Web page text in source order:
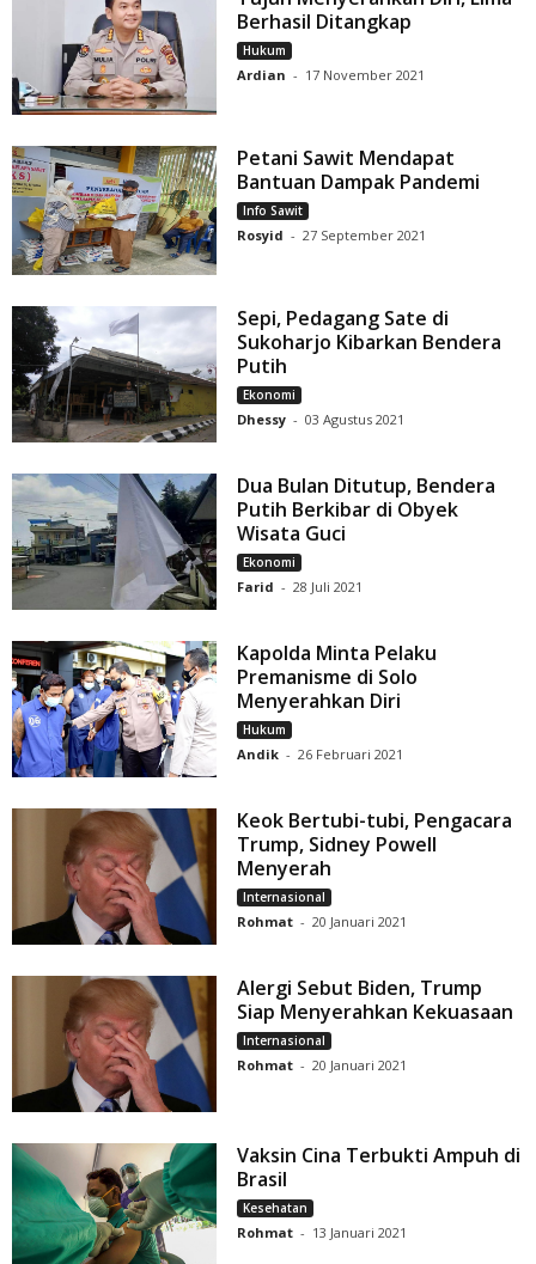
Berhasil Ditangkap
Hukum
Ardian - 17 November 2021
Petani Sawit Mendapat
Bantuan Dampak Pandemi
Info Sawit
Rosyid - 27 September 2021
Sepi, Pedagang Sate di
Sukoharjo Kibarkan Bendera
Putih
Ekonomi
Dhessy - 03 Agustus 2021
Dua Bulan Ditutup, Bendera
Putih Berkibar di Obyek
Wisata Guci
Ekonomi
Farid - 28 Juli 2021
Kapolda Minta Pelaku
Premanisme di Solo
Menyerahkan Diri
Hukum
Andik - 26 Februari 2021
Keok Bertubi-tubi, Pengacara
Trump, Sidney Powell
Menyerah
Internasional
Rohmat - 20 Januari 2021
Alergi Sebut Biden, Trump
Siap Menyerahkan Kekuasaan
Internasional
Rohmat - 20 Januari 2021
Vaksin Cina Terbukti Ampuh di
Brasil
Kesehatan
Rohmat - 13 Januari 2021